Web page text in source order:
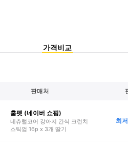
가격비교
판매처
홈펫 (네이버 쇼핑)
네츄럴코어 강아지 간식 크런치
스틱껌 16p x 3개 딸기
최